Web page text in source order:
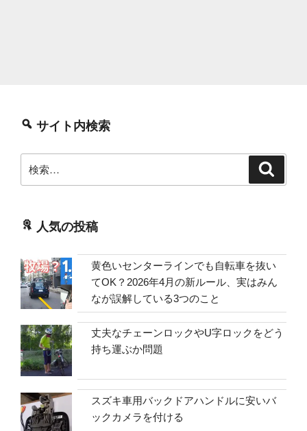
サイト内検索
索:
人気の投稿
黄色いセンターラインでも自転車を抜い
てOK？2026年4月の新ルール、実はみん
なが誤解している3つのこと
丈夫なチェーンロックやU字ロックをどう
持ち運ぶか問題
スズキ車用バックドアハンドルに安いバ
ックカメラを付ける